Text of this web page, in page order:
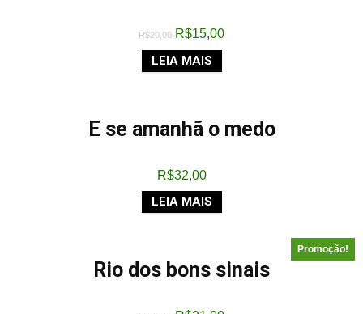
R$20,00 R$15,00
LEIA MAIS
E se amanhã o medo
R$32,00
LEIA MAIS
Promoção!
Rio dos bons sinais